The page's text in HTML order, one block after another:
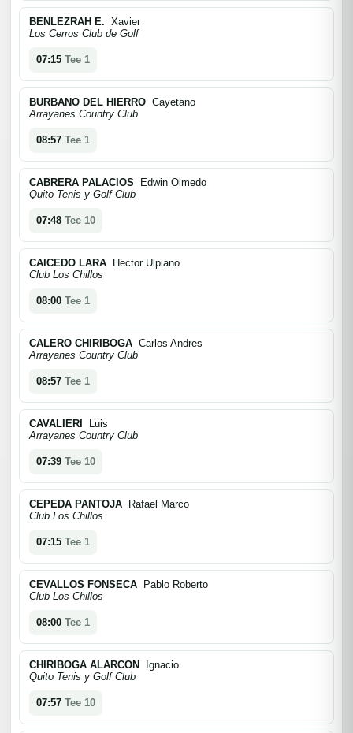
BENLEZRAH E. Xavier
Los Cerros Club de Golf
07:15 Tee 1
BURBANO DEL HIERRO Cayetano
Arrayanes Country Club
08:57 Tee 1
CABRERA PALACIOS Edwin Olmedo
Quito Tenis y Golf Club
07:48 Tee 10
CAICEDO LARA Hector Ulpiano
Club Los Chillos
08:00 Tee 1
CALERO CHIRIBOGA Carlos Andres
Arrayanes Country Club
08:57 Tee 1
CAVALIERI
Luis
Arrayanes Country Club
07:39 Tee 10
CEPEDA PANTOJA Rafael Marco
Club Los Chillos
07:15 Tee 1
CEVALLOS FONSECA Pablo Roberto
Club Los Chillos
08:00 Tee 1
CHIRIBOGA ALARCON
Ignacio
Quito Tenis y Golf Club
07:57 Tee 10